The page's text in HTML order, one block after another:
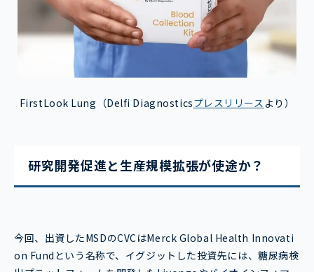
FirstLook Lung（Delfi Diagnosticsプレスリリース より）
研究開発促進と生産規模拡張が使途か？
今回、出資したMSDのCVCはMerck Global Health Innovati
on Fundという名称で、イグジットした投資先には、糖尿病検